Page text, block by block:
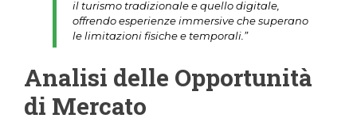
il turismo tradizionale e quello digitale,
offrendo esperienze immersive che superano
le limitazioni fisiche e temporali.”
Analisi delle Opportunità
di Mercato